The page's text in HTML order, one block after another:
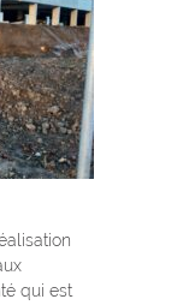
qui est